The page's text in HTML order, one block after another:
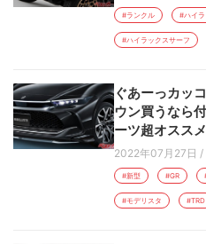
#ランクル #ハイラ
#ハイラックスサーフ
ぐあーっカッ
ウン買うなら
ーツ超オスス
2022年07月27日 /
#新型 #GR
#モデリスタ #TRD